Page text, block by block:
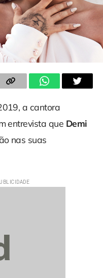
a cantora
entrevista que Demi
nas suas